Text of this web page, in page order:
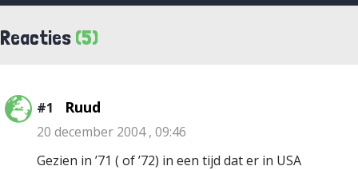
Reacties (5)
#1 Ruud
20 december 2004 , 09:46
Gezien in ’71 ( of ’72) in een tijd dat er in USA